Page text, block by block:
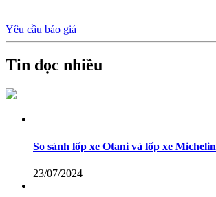
Yêu cầu báo giá
Tin đọc nhiều
So sánh lốp xe Otani và lốp xe Michelin
23/07/2024